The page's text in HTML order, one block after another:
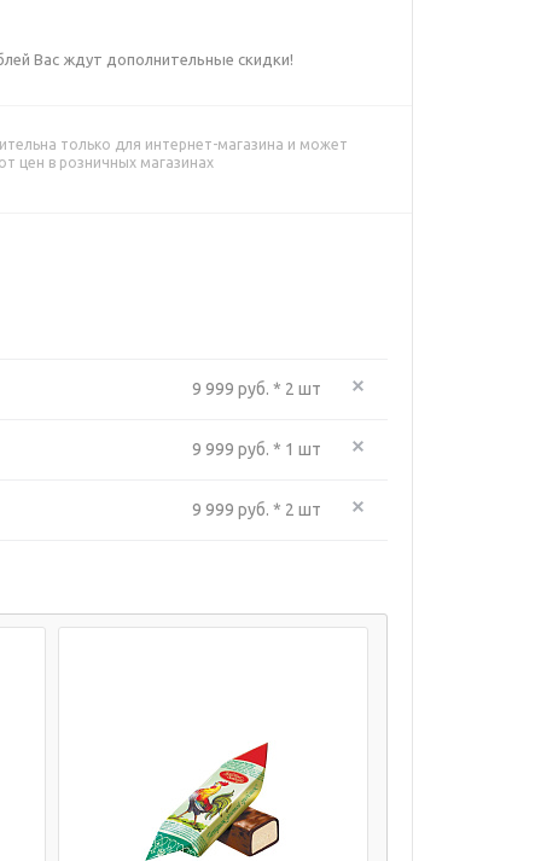
Вас ждут дополнительные скидки!
только для интернет-магазина и может
цен в розничных магазинах
9 999 руб. * 2 шт
9 999 руб. * 1 шт
9 999 руб. * 2 шт